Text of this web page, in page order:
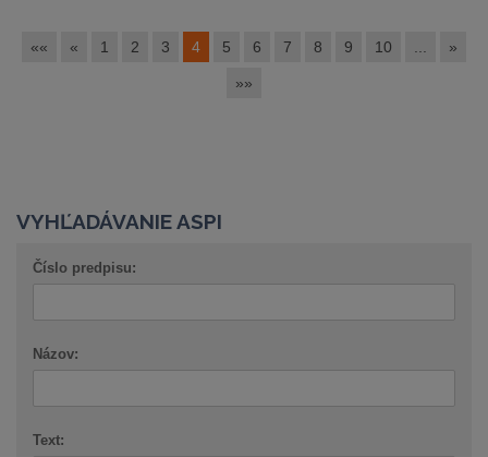
«« « 1 2 3 4 5 6 7 8 9 10 »
»»
VYHĽADÁVANIE ASPI
Číslo predpisu:
Názov:
Text: